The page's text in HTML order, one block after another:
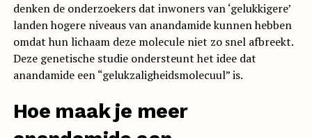
denken de onderzoekers dat inwoners van ‘gelukkigere’
landen hogere niveaus van anandamide kunnen hebben
omdat hun lichaam deze molecule niet zo snel afbreekt.
Deze genetische studie ondersteunt het idee dat
anandamide een “gelukzaligheidsmolecuul” is.
Hoe maak je meer